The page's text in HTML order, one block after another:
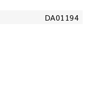
DA01194